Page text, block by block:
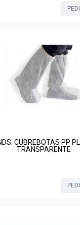
CUBREBOTAS PP
TRANSPARENTE